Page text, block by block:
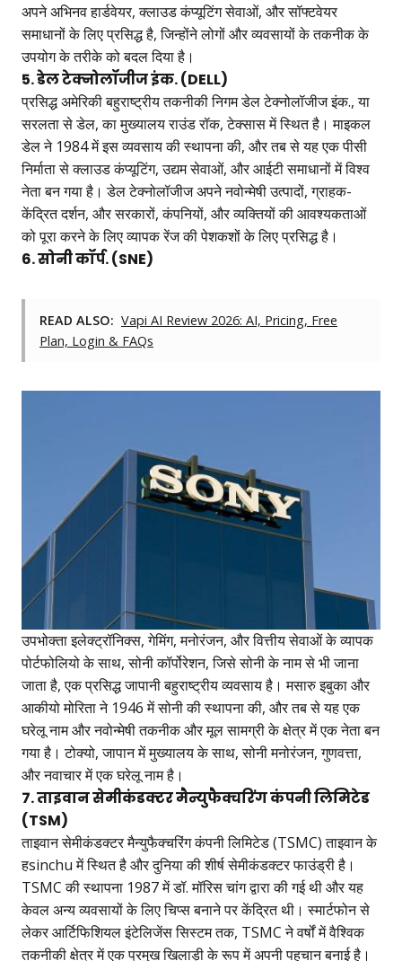
अपने अभिनव हार्डवेयर, क्लाउड कंप्यूटिंग सेवाओं, और सॉफ्टवेयर
समाधानों के लिए प्रसिद्ध है, जिन्होंने लोगों और व्यवसायों के तकनीक के
उपयोग के तरीके को बदल दिया है।
5. डेल टेक्नोलॉजीज इंक. (DELL)
प्रसिद्ध अमेरिकी बहुराष्ट्रीय तकनीकी निगम डेल टेक्नोलॉजीज इंक., या
सरलता से डेल, का मुख्यालय राउंड रॉक, टेक्सास में स्थित है। माइकल
डेल ने 1984 में इस व्यवसाय की स्थापना की, और तब से यह एक पीसी
निर्माता से क्लाउड कंप्यूटिंग, उद्यम सेवाओं, और आईटी समाधानों में विश्व
नेता बन गया है। डेल टेक्नोलॉजीज अपने नवोन्मेषी उत्पादों, ग्राहक-
केंद्रित दर्शन, और सरकारों, कंपनियों, और व्यक्तियों की आवश्यकताओं
को पूरा करने के लिए व्यापक रेंज की पेशकशों के लिए प्रसिद्ध है।
6. सोनी कॉर्प. (SNE)
READ ALSO: Vapi AI Review 2026: AI, Pricing, Free
Plan, Login & FAQs
उपभोक्ता इलेक्ट्रॉनिक्स, गेमिंग, मनोरंजन, और वित्तीय सेवाओं के व्यापक
पोर्टफोलियो के साथ, सोनी कॉर्पोरेशन, जिसे सोनी के नाम से भी जाना
जाता है, एक प्रसिद्ध जापानी बहुराष्ट्रीय व्यवसाय है। मसारु इबुका और
आकीयो मोरिता ने 1946 में सोनी की स्थापना की, और तब से यह एक
घरेलू नाम और नवोन्मेषी तकनीक और मूल सामग्री के क्षेत्र में एक नेता बन
गया है। टोक्यो, जापान में मुख्यालय के साथ, सोनी मनोरंजन, गुणवत्ता,
और नवाचार में एक घरेलू नाम है।
7. ताइवान सेमीकंडक्टर मैन्युफैक्चरिंग कंपनी लिमिटेड
(TSM)
ताइवान सेमीकंडक्टर मैन्युफैक्चरिंग कंपनी लिमिटेड (TSMC) ताइवान के
हsinchu में स्थित है और दुनिया की शीर्ष सेमीकंडक्टर फाउंड्री है।
TSMC की स्थापना 1987 में डॉ. मॉरिस चांग द्वारा की गई थी और यह
केवल अन्य व्यवसायों के लिए चिप्स बनाने पर केंद्रित थी। स्मार्टफोन से
लेकर आर्टिफिशियल इंटेलिजेंस सिस्टम तक, TSMC ने वर्षों में वैश्विक
तकनीकी क्षेत्र में एक प्रमुख खिलाड़ी के रूप में अपनी पहचान बनाई है।